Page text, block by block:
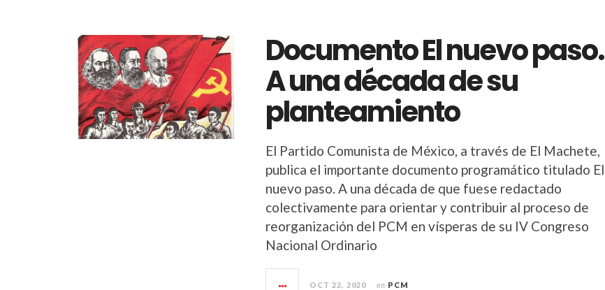
Documento El nuevo paso.
A una década de su
planteamiento
El Partido Comunista de México, a través de El Machete,
publica el importante documento programático titulado El
nuevo paso. A una década de que fuese redactado
colectivamente para orientar y contribuir al proceso de
reorganización del PCM en vísperas de su IV Congreso
Nacional Ordinario
OCT 22, 2020 en PCM